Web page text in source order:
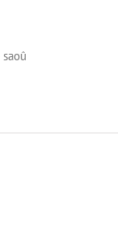
saoû